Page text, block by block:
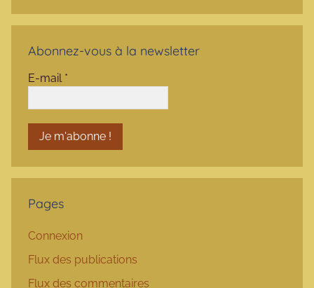
Abonnez-vous à la newsletter
E-mail *
Pages
Connexion
Flux des publications
Flux des commentaires